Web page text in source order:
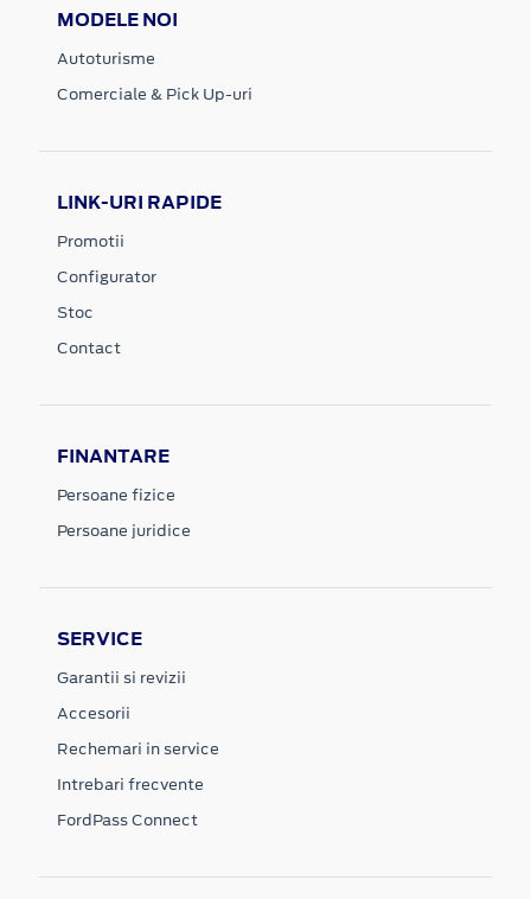
MODELE NOI
Autoturisme
Comerciale & Pick Up-uri
LINK-URI RAPIDE
Promotii
Configurator
Stoc
Contact
FINANTARE
Persoane fizice
Persoane juridice
SERVICE
Garantii si revizii
Accesorii
Rechemari in service
Intrebari frecvente
FordPass Connect